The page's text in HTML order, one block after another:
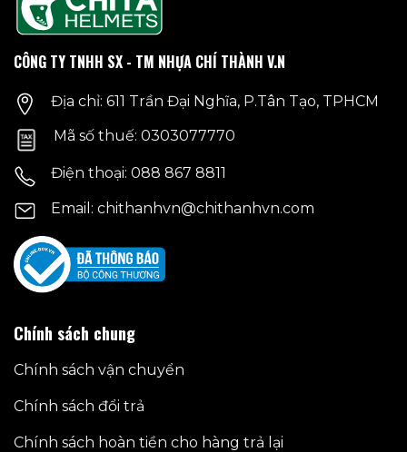
có
được
trên
phẩm
CÔNG TY TNHH SX - TM NHỰA CHÍ THÀNH V.N
Địa chỉ: 611 Trần Đại Nghĩa, P.Tân Tạo, TPHCM
Mã số thuế: 0303077770
Điện thoại: 088 867 8811
Email: chithanhvn@chithanhvn.com
Chính sách chung
Chính sách vận chuyển
Chính sách đổi trả
Chính sách hoàn tiền cho hàng trả lại